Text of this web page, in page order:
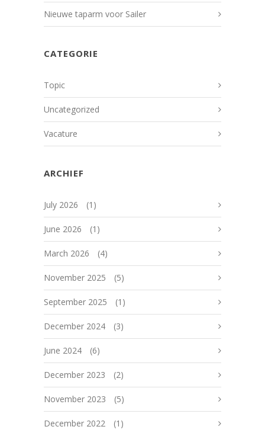
Nieuwe taparm voor Sailer
CATEGORIE
Topic
Uncategorized
Vacature
ARCHIEF
July 2026 (1)
June 2026 (1)
March 2026 (4)
November 2025 (5)
September 2025 (1)
December 2024 (3)
June 2024 (6)
December 2023 (2)
November 2023 (5)
December 2022 (1)